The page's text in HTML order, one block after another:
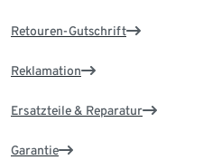
Retouren-Gutschrift
Reklamation
Ersatzteile & Reparatur
Garantie